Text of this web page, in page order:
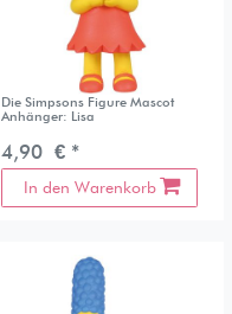
Die Simpsons Figure Mascot
Anhänger: Lisa
4,90 € *
In den Warenkorb